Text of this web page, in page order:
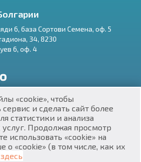
BG
6, база Сортови Семена, оф. 5
34, 8230
6, оф. 4
сайтов
«cookie», чтобы
и сделать сайт более
статистики и анализа
Продолжая просмотр
использовать «cookie» на
о «cookie» (в том числе, как их
здесь